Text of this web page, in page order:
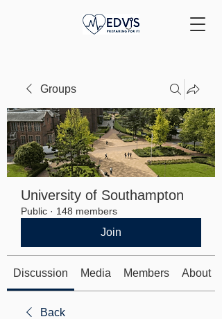
Groups
University of Southampton
Public · 148 members
Join
Discussion Media Members About
Back